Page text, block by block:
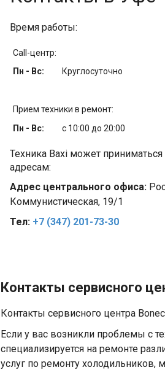
Время работы:
Call-центр:
Пн - Вс:
Круглосуточно
Прием техники в ремонт:
Пн - Вс:
с 10:00 до 20:00
Техника Baxi может
адресам:
Адрес центрального офиса:
Коммунистическая, 19/1
Тел: +7 (347) 201-73-30
Контакты сервисного
Контакты сервисного центра
Если у вас возникли проблемы с
специализируется на ремонте
услуг по ремонту холодильников,